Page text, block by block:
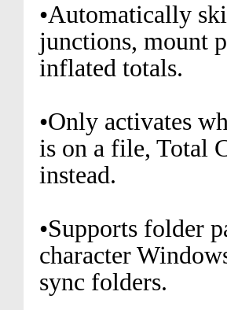
•Automatically
junctions, mount
inflated totals.
•Only activates
is on a file, Total
instead.
•Supports folder
character
sync folders.